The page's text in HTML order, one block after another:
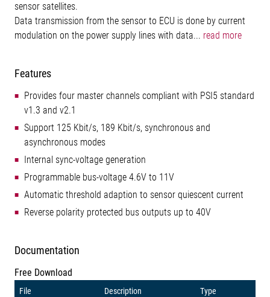
sensor satellites.
Data transmission from the sensor to ECU is done by current
modulation on the power supply lines with data... read more
Features
Provides four master channels compliant with PSI5 standard
v1.3 and v2.1
Support 125 Kbit/s, 189 Kbit/s, synchronous and
asynchronous modes
Internal sync-voltage generation
Programmable bus-voltage 4.6V to 11V
Automatic threshold adaption to sensor quiescent current
Reverse polarity protected bus outputs up to 40V
Documentation
Free Download
File Description Type